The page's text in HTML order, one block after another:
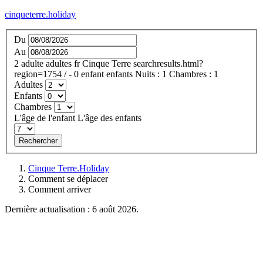
cinqueterre.holiday
Du
Au
2 adulte adultes fr Cinque Terre searchresults.html?
region=1754 / - 0 enfant enfants Nuits : 1 Chambres : 1
Adultes
Enfants
Chambres
L'âge de l'enfant L'âge des enfants
Rechercher
Cinque Terre.Holiday
Comment se déplacer
Comment arriver
Dernière actualisation : 6 août 2026.